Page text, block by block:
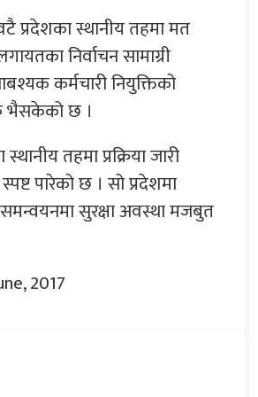
प्रदेशका स्थानीय तहमा मत
निर्वाचन सामाग्री
कर्मचारी नियुक्तिको
भैसकेको छ ।
तहमा प्रक्रिया जारी
पारेको छ । सो प्रदेशमा
सुरक्षा अवस्था मजबुत
2017